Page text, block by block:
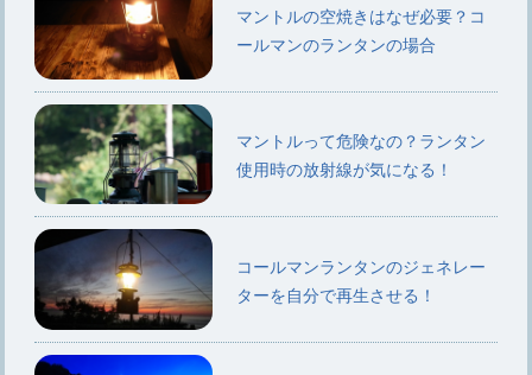
マントルの空焼きはなぜ必要？コ
ールマンのランタンの場合
マントルって危険なの？ランタン
使用時の放射線が気になる！
コールマンランタンのジェネレー
ターを自分で再生させる！